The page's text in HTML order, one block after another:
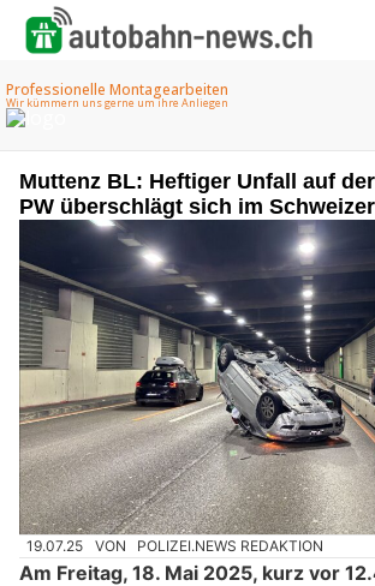
Muttenz BL: Heftiger Unfall auf
PW überschlägt sich im
19.07.25 VON POLIZEI.NEWS REDAKTION
Am Freitag, 18. Mai 2025, kurz vor